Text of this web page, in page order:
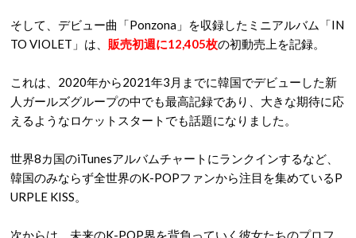
そして、デビュー曲「Ponzona」を収録したミニアルバム「IN
TO VIOLET」は、 販売初週に12,405枚の初動売上を記録。
これは、2020年から2021年3月までに韓国でデビューした新
人ガールズグループの中でも最高記録であり、大きな期待に応
えるようなロケットスタートでも話題になりました。
世界8カ国のiTunesアルバムチャートにランクインするなど、
韓国のみならず全世界のK-POPファンから注目を集めているP
URPLE KISS。
次からは、未来のK-POP界を背負っていく彼女たちのプロフ